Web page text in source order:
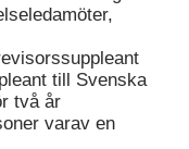
till Svenska
två år
varav en